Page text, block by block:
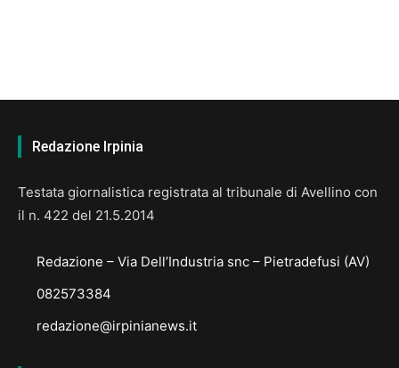
Redazione Irpinia
Testata giornalistica registrata al tribunale di Avellino con
il n. 422 del 21.5.2014
Redazione – Via Dell’Industria snc – Pietradefusi (AV)
082573384
redazione@irpinianews.it